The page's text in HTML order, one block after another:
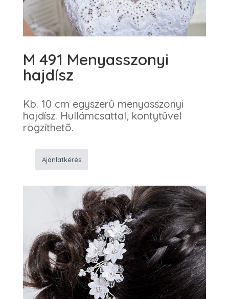
M 491 Menyasszonyi
hajdísz
Kb. 10 cm egyszerû menyasszonyi
hajdísz. Hullámcsattal, kontytûvel
rögzíthetõ.
Menyasszonyi
Ajánlatkérés